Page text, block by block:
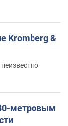
Kromberg &
метровым